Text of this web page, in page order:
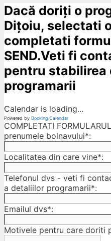
Dacă doriți o
Dițoiu, selectati
completati
SEND.Veti fi
pentru stabilirea
programarii
Calendar is loading...
Powered by Booking Calendar
COMPLETATI
prenumele bolnavului*:
Localitatea din care vine*:
Telefonul dvs - veti fi
a detaliilor programarii*:
Emailul dvs*:
Motivele pentru care doriti